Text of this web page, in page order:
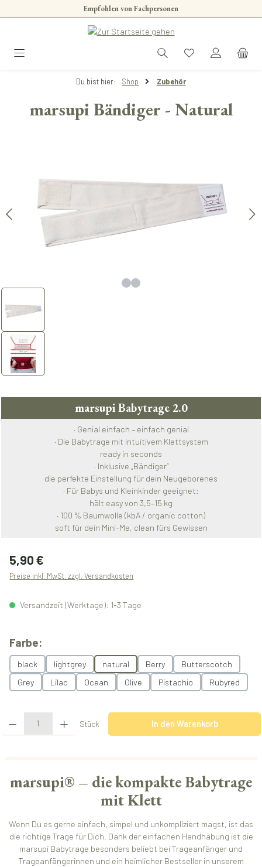
Zum Hauptinhalt springenEmpfohlen von Fachpersonen
Du bist hier: Shop Zubehör
marsupi Bändiger - Natural
marsupi Babytrage 2.0
· Genial einfach – einfach genial
· Die Babytrage mit intuitivem Klettsystem
ready in seconds
· Inklusive „Bändiger“
die perfekte Einstellung für dein Neugeborenes
· Für Babys und Kleinkinder geeignet:
hält easy von 3,5–15 kg
· 100 % Baumwolle (kbA / organic cotton)
soft für dein Mini-Me, clean fürs Gewissen
Regulärer Preis:
5,90 €
Preise inkl. MwSt. zzgl. Versandkosten
Versandzeit (Werktage): 1-3 Tage
Farbe:
black lightgrey natural Berry
Butterscotch
Grey
Lilac Ocean Olive Pistachio Rubyred
Produkt Anzahl: Gib den gewünschten Wert ein oder benutze die
Stück In den Warenkorb
marsupi® – die kompakte Babytrage
mit Klett
Wenn Du es gerne einfach, simpel und unkompliziert magst, ist das
die richtige Trage für Dich. Dank der einfachen Handhabung ist die
marsupi Babytrage besonders beliebt bei Trageanfänger und
Trageanfängerinnen und ein heimlicher Bestseller in unserem